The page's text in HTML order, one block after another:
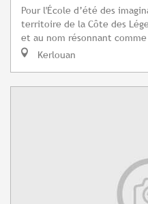
Pour l'École d’été des
territoire de la Côte des
et au nom résonnant
Kerlouan